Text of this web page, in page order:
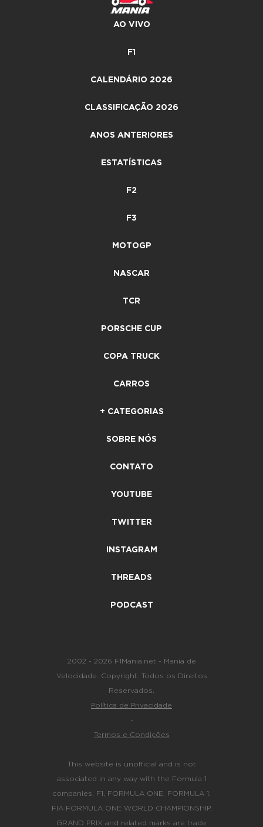
AO VIVO
F1
CALENDÁRIO 2026
CLASSIFICAÇÃO 2026
ANOS ANTERIORES
ESTATÍSTICAS
F2
F3
MOTOGP
NASCAR
TCR
PORSCHE CUP
COPA TRUCK
CARROS
+ CATEGORIAS
SOBRE NÓS
CONTATO
YOUTUBE
TWITTER
INSTAGRAM
THREADS
PODCAST
2002 - 2026 F1Mania.net - Mania de
Velocidade. Copyright. Todos os Direitos
Reservados.
Política de Privacidade
-
Termos e Condições
This website is unofficial and is not
associated in any way with the Formula 1
companies. F1, FORMULA ONE, FORMULA 1,
FIA FORMULA ONE WORLD CHAMPIONSHIP,
GRAND PRIX and related marks are trade